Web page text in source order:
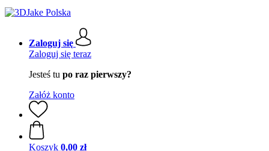
Zaloguj się
Zaloguj się teraz
Jesteś tu po raz pierwszy?
Załóż konto
Koszyk 0,00 zł